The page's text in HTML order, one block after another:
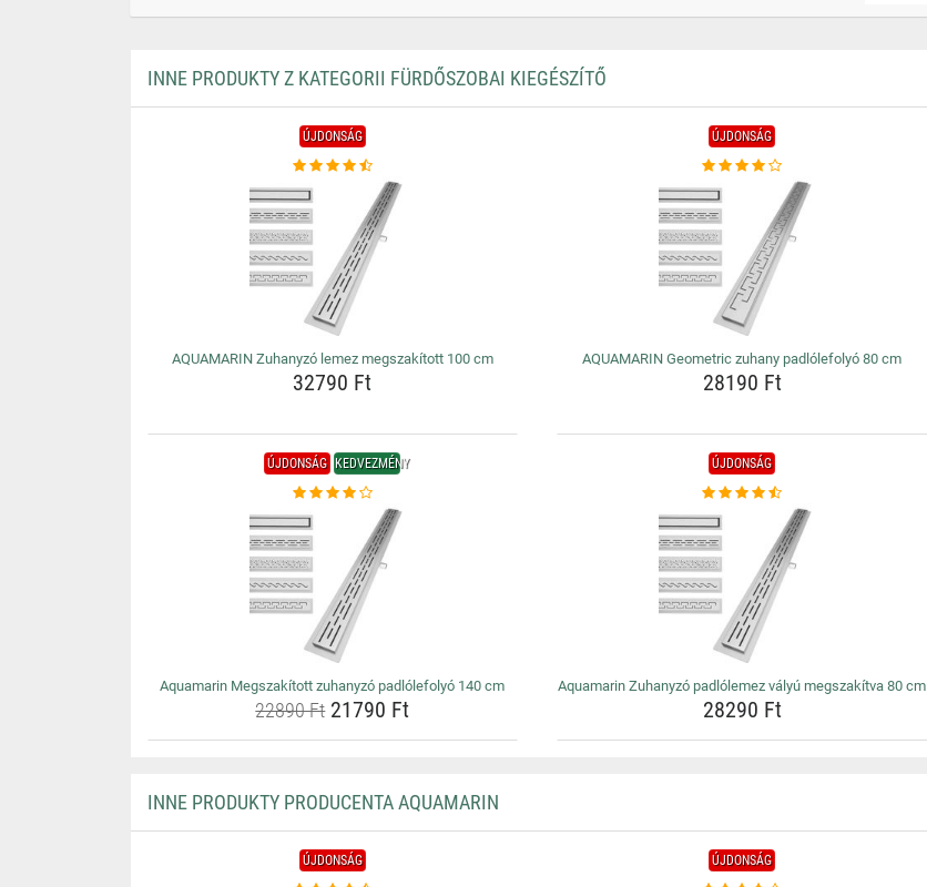
INNE PRODUKTY Z KATEGORII FÜRDŐSZOBAI KIEGÉSZÍTŐ
ÚJDONSÁG
AQUAMARIN Zuhanyzó lemez megszakított 100 cm
32790 Ft
ÚJDONSÁG
AQUAMARIN Geometric zuhany padlólefolyó 80 cm
28190 Ft
ÚJDONSÁG KEDVEZMÉNY
Aquamarin Megszakított zuhanyzó padlólefolyó 140 cm
22890 Ft21790 Ft
ÚJDONSÁG
Aquamarin Zuhanyzó padlólemez vályú megszakítva 80 cm
28290 Ft
INNE PRODUKTY PRODUCENTA AQUAMARIN
ÚJDONSÁG ÚJDONSÁG